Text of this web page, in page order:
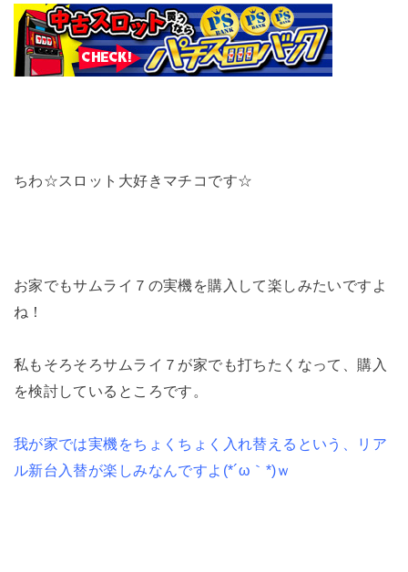
ちわ☆スロット大好きマチコです☆
お家でもサムライ７の実機を購入して楽しみたいですよ
ね！
私もそろそろサムライ７が家でも打ちたくなって、購入
を検討しているところです。
我が家では実機をちょくちょく入れ替えるという、リア
ル新台入替が楽しみなんですよ(*´ω｀*)ｗ